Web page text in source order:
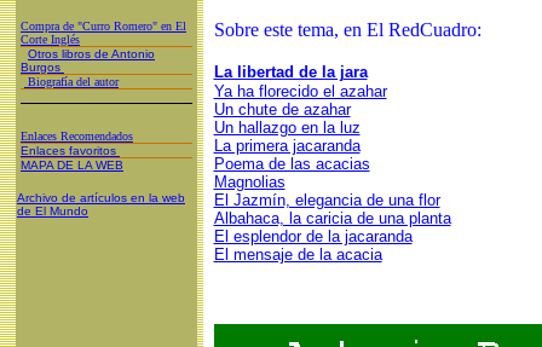
Compra de "Curro Romero" en El
Corte Inglés
Otros libros de Antonio
Burgos
Biografía del autor
Enlaces Recomendados
Enlaces favoritos
MAPA DE LA WEB
Archivo de artículos en la web
de El Mundo
Sobre este tema, en El RedCuadro:
La libertad de la jara
Ya ha florecido el azahar
Un chute de azahar
Un hallazgo en la luz
La primera jacaranda
Poema de las acacias
Magnolias
El Jazmín, elegancia de una flor
Albahaca, la caricia de una planta
El esplendor de la jacaranda
El mensaje de la acacia